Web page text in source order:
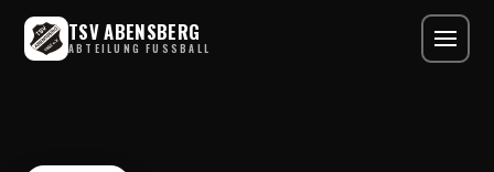
TSV ABENSBERG
ABTEILUNG FUSSBALL